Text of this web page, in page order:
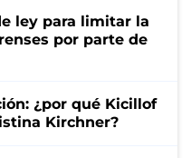
ley para limitar la
por parte de
¿por qué Kicillof
Kirchner?